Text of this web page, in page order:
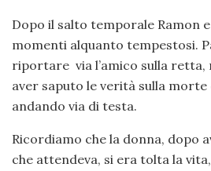
Dopo il salto temporale Ramon
momenti alquanto tempestosi.
riportare via l’amico sulla retta,
aver saputo le verità sulla morte
andando via di testa.
Ricordiamo che la donna, dopo
che attendeva, si era tolta la